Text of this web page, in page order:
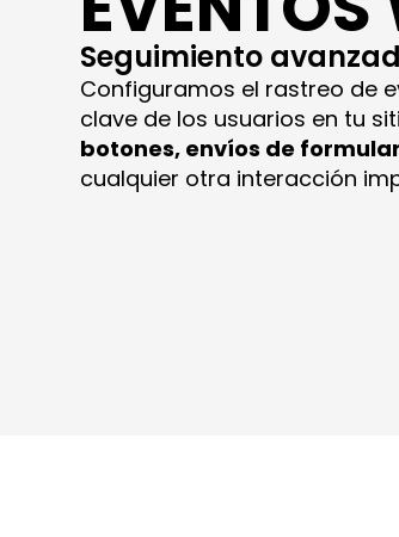
Seguimiento
Configuramos el rastreo de
clave de los usuarios en tu
botones, envíos de
cualquier otra interacción